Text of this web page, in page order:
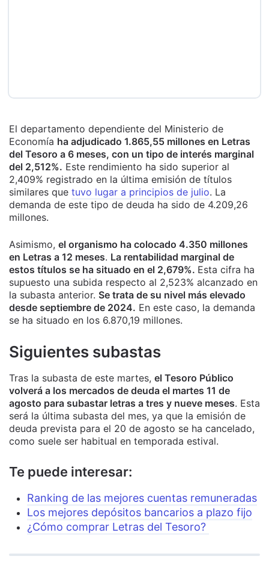
El departamento dependiente del Ministerio de
Economía ha adjudicado 1.865,55 millones en Letras
del Tesoro a 6 meses, con un tipo de interés marginal
del 2,512%. Este rendimiento ha sido superior al
2,409% registrado en la última emisión de títulos
similares que tuvo lugar a principios de julio. La
demanda de este tipo de deuda ha sido de 4.209,26
millones.
Asimismo, el organismo ha colocado 4.350 millones
en Letras a 12 meses. La rentabilidad marginal de
estos títulos se ha situado en el 2,679%. Esta cifra ha
supuesto una subida respecto al 2,523% alcanzado en
la subasta anterior. Se trata de su nivel más elevado
desde septiembre de 2024. En este caso, la demanda
se ha situado en los 6.870,19 millones.
Siguientes subastas
Tras la subasta de este martes, el Tesoro Público
volverá a los mercados de deuda el martes 11 de
agosto para subastar letras a tres y nueve meses. Esta
será la última subasta del mes, ya que la emisión de
deuda prevista para el 20 de agosto se ha cancelado,
como suele ser habitual en temporada estival.
Te puede interesar:
Ranking de las mejores cuentas remuneradas
Los mejores depósitos bancarios a plazo fijo
¿Cómo comprar Letras del Tesoro?